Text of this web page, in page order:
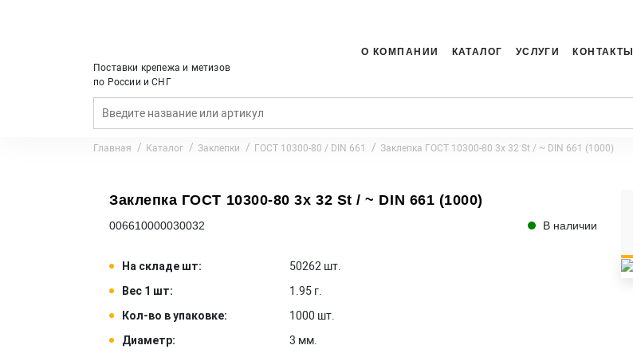
Поставки крепежа и метизов
по России и СНГ
О КОМПАНИИ КАТАЛОГ УСЛУГИ КОНТАКТЫ
Главная Каталог Заклепки ГОСТ 10300-80 / DIN 661 Заклепка ГОСТ 10300-80 3x 32 St / ~ DIN 661 (1000)
Заклепка ГОСТ 10300-80 3x 32 St / ~ DIN 661 (1000)
006610000030032 В наличии
На складе шт:
50262 шт.
Вес 1 шт:
1.95 г.
Кол-во в упаковке:
1000 шт.
Диаметр:
3 мм.